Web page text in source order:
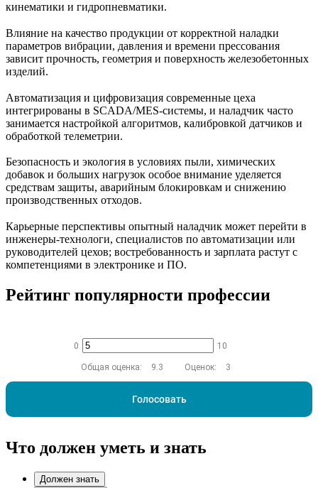
кинематики и гидропневматики.
Влияние на качество продукции от корректной наладки
параметров вибрации, давления и времени прессования
зависит прочность, геометрия и поверхность железобетонных
изделий.
Автоматизация и цифровизация современные цеха
интегрированы в SCADA/MES-системы, и наладчик часто
занимается настройкой алгоритмов, калибровкой датчиков и
обработкой телеметрии.
Безопасность и экология в условиях пыли, химических
добавок и больших нагрузок особое внимание уделяется
средствам защиты, аварийным блокировкам и снижению
производственных отходов.
Карьерные перспективы опытный наладчик может перейти в
инженеры-технологи, специалистов по автоматизации или
руководителей цехов; востребованность и зарплата растут с
компетенциями в электронике и ПО.
Рейтинг популярности профессии
0 10
Общая оценка: 9.3 Оценок: 3
Голосовать
Что должен уметь и знать
Должен знать